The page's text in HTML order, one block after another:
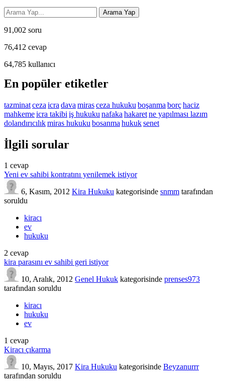
91,002 soru
76,412 cevap
64,785 kullanıcı
En popüler etiketler
tazminatceza icra dava mirasceza hukuku boşanma borçhaciz
mahkemeicra takibi iş hukuku nafaka hakaretne yapılması lazım
dolandırıcılıkmiras hukuku bosanma hukuksenet
İlgili sorular
1 cevap
Yeni ev sahibi kontratını yenilemek istiyor
6, Kasım, 2012 Kira Hukuku kategorisinde snmm tarafından
soruldu
kiracı
ev
hukuku
2 cevap
kira parasını ev sahibi geri istiyor
10, Aralık, 2012 Genel Hukuk kategorisinde prenses973
tarafından soruldu
kiracı
hukuku
ev
1 cevap
Kiracı çıkarma
10, Mayıs, 2017 Kira Hukuku kategorisinde Beyzanurrr
tarafından soruldu